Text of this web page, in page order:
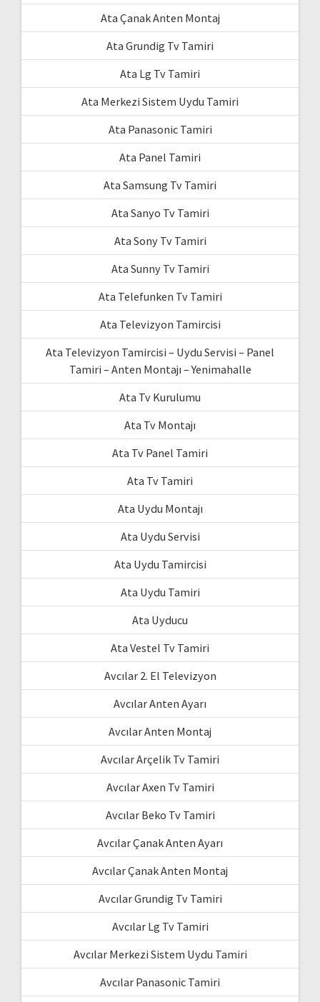
Ata Çanak Anten Montaj
Ata Grundig Tv Tamiri
Ata Lg Tv Tamiri
Ata Merkezi Sistem Uydu Tamiri
Ata Panasonic Tamiri
Ata Panel Tamiri
Ata Samsung Tv Tamiri
Ata Sanyo Tv Tamiri
Ata Sony Tv Tamiri
Ata Sunny Tv Tamiri
Ata Telefunken Tv Tamiri
Ata Televizyon Tamircisi
Ata Televizyon Tamircisi – Uydu Servisi – Panel
Tamiri – Anten Montajı – Yenimahalle
Ata Tv Kurulumu
Ata Tv Montajı
Ata Tv Panel Tamiri
Ata Tv Tamiri
Ata Uydu Montajı
Ata Uydu Servisi
Ata Uydu Tamircisi
Ata Uydu Tamiri
Ata Uyducu
Ata Vestel Tv Tamiri
Avcılar 2. El Televizyon
Avcılar Anten Ayarı
Avcılar Anten Montaj
Avcılar Arçelik Tv Tamiri
Avcılar Axen Tv Tamiri
Avcılar Beko Tv Tamiri
Avcılar Çanak Anten Ayarı
Avcılar Çanak Anten Montaj
Avcılar Grundig Tv Tamiri
Avcılar Lg Tv Tamiri
Avcılar Merkezi Sistem Uydu Tamiri
Avcılar Panasonic Tamiri